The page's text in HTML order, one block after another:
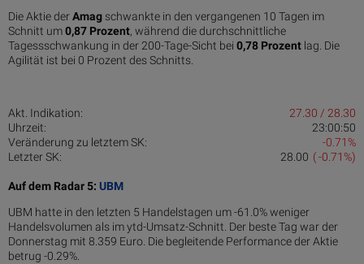
Die Aktie derAmag schwankte in den vergangenen 10 Tagen im
Schnitt um0,87 Pro­zent, während die durchschnittliche
Tagessschwankung in der 200-Tage-Sicht bei 0,78 Prozent lag. Die
Agilität ist bei 0 Prozent des Schnitts.
Akt. Indikation:
27.30 / 28.30
Uhrzeit:
23:00:50
Veränderung zu letztem SK:
-0.71%
Letzter SK:
( -0.71%)
28.00
Auf dem Radar 5: UBM
UBM hatte in den letzten 5 Handelstagen um -61.0% weniger
Handelsvolumen als im ytd-Umsatz-Schnitt. Der beste Tag war der
Donnerstag mit 8.359 Euro. Die begleitende Performance der Aktie
betrug -0.29%.